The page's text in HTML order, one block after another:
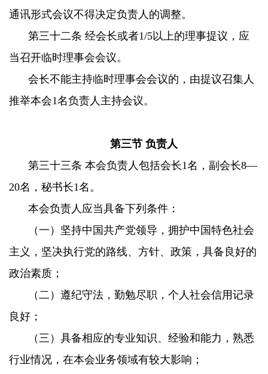
通讯形式会议不得决定负责人的调整。
第三十二条 经会长或者1/5以上的理事提议，应
当召开临时理事会会议。
会长不能主持临时理事会会议的，由提议召集人
推举本会1名负责人主持会议。
第三节 负责人
第三十三条 本会负责人包括会长1名，副会长8—
20名，秘书长1名。
本会负责人应当具备下列条件：
（一）坚持中国共产党领导，拥护中国特色社会
主义，坚决执行党的路线、方针、政策，具备良好的
政治素质；
（二）遵纪守法，勤勉尽职，个人社会信用记录
良好；
（三）具备相应的专业知识、经验和能力，熟悉
行业情况，在本会业务领域有较大影响；